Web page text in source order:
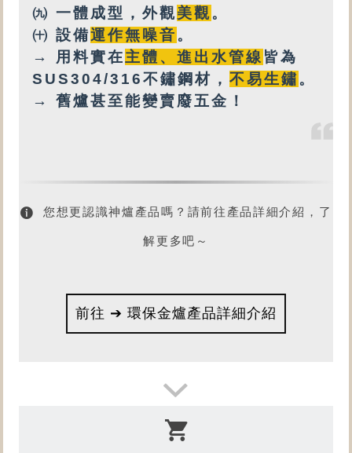
㈨ 一體成型，外觀美觀。
㈩ 設備運作無噪音 。
→ 用料實在主體、進出水管線 皆為
SUS304/316不鏽鋼材， 不易生鏽 。
→ 舊爐甚至能變賣廢五金！
您想更認識神爐產品嗎？請前往產品詳細介紹，了
解更多吧～
前往 ➔ 環保金爐產品詳細介紹